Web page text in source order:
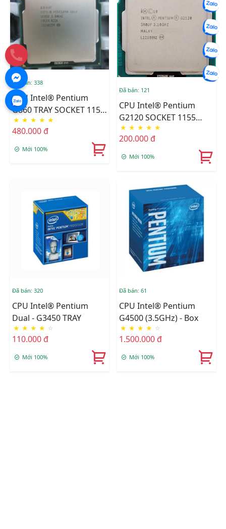
Đã bán: 338
CPU Intel® Pentium
G860 TRAY SOCKET 1155
FAN I3
★ ★ ★ ★ ★
480.000 đ
Mới 100%
Đã bán: 121
CPU Intel® Pentium
G2120 SOCKET 1155
TRAY FAN I3
★ ★ ★ ★ ★
200.000 đ
Mới 100%
Đã bán: 320
CPU Intel® Pentium
Dual - G3450 TRAY
★ ★ ★ ★ ☆
110.000 đ
Mới 100%
Đã bán: 61
CPU Intel® Pentium
G4500 (3.5GHz) - Box
★ ★ ★ ★ ☆
1.500.000 đ
Mới 100%